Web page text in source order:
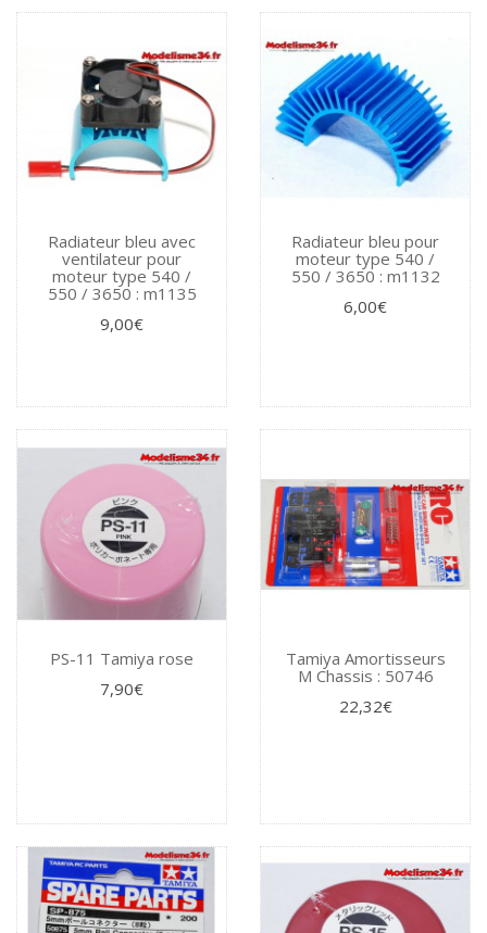
Radiateur bleu avec
ventilateur pour
moteur type 540 /
550 / 3650 : m1135
9,00€
Radiateur bleu pour
moteur type 540 /
550 / 3650 : m1132
6,00€
PS-11 Tamiya rose
7,90€
Tamiya Amortisseurs
M Chassis : 50746
22,32€